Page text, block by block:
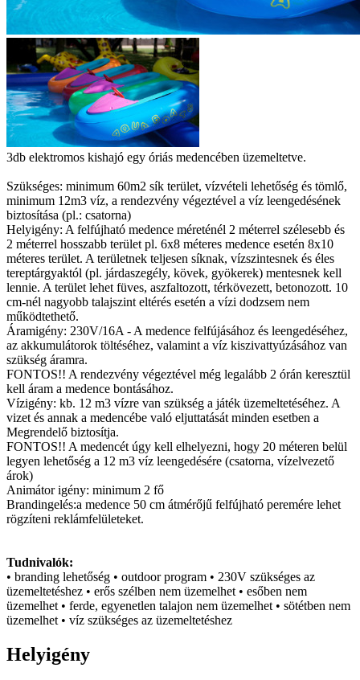
3db elektromos kishajó egy óriás medencében üzemeltetve.
Szükséges: minimum 60m2 sík terület, vízvételi lehetőség és tömlő,
minimum 12m3 víz, a rendezvény végeztével a víz leengedésének
biztosítása (pl.: csatorna)
Helyigény: A felfújható medence méreténél 2 méterrel szélesebb és
2 méterrel hosszabb terület pl. 6x8 méteres medence esetén 8x10
méteres terület. A területnek teljesen síknak, vízszintesnek és éles
tereptárgyaktól (pl. járdaszegély, kövek, gyökerek) mentesnek kell
lennie. A terület lehet füves, aszfaltozott, térkövezett, betonozott. 10
cm-nél nagyobb talajszint eltérés esetén a vízi dodzsem nem
működtethető.
Áramigény: 230V/16A - A medence felfújásához és leengedéséhez,
az akkumulátorok töltéséhez, valamint a víz kiszivattyúzásához van
szükség áramra.
FONTOS!! A rendezvény végeztével még legalább 2 órán keresztül
kell áram a medence bontásához.
Vízigény: kb. 12 m3 vízre van szükség a játék üzemeltetéséhez. A
vizet és annak a medencébe való eljuttatását minden esetben a
Megrendelő biztosítja.
FONTOS!! A medencét úgy kell elhelyezni, hogy 20 méteren belül
legyen lehetőség a 12 m3 víz leengedésére (csatorna, vízelvezető
árok)
Animátor igény: minimum 2 fő
Brandingelés:a medence 50 cm átmérőjű felfújható peremére lehet
rögzíteni reklámfelületeket.
Tudnivalók:
• branding lehetőség • outdoor program • 230V szükséges az
üzemeltetéshez • erős szélben nem üzemelhet • esőben nem
üzemelhet • ferde, egyenetlen talajon nem üzemelhet • sötétben nem
üzemelhet • víz szükséges az üzemeltetéshez
Helyigény